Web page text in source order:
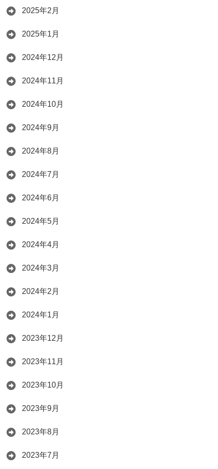
2025年2月
2025年1月
2024年12月
2024年11月
2024年10月
2024年9月
2024年8月
2024年7月
2024年6月
2024年5月
2024年4月
2024年3月
2024年2月
2024年1月
2023年12月
2023年11月
2023年10月
2023年9月
2023年8月
2023年7月